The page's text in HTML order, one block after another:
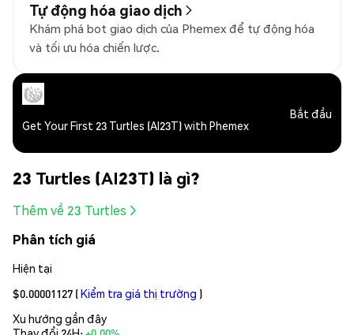
Tự động hóa giao dịch
Khám phá bot giao dịch của Phemex để tự động hóa
và tối ưu hóa chiến lược.
Get Your First 23 Turtles (AI23T) with Phemex
Bắt đầu
23 Turtles (AI23T) là gì?
Thêm về 23 Turtles
Phân tích giá
Hiện tại
$0.00001127 (Kiểm tra giá thị trường )
Xu hướng gần đây